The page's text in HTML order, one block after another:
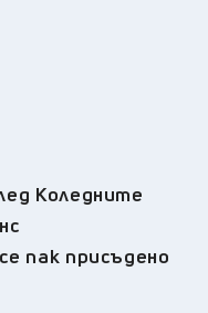
Коледните
пак присъдено